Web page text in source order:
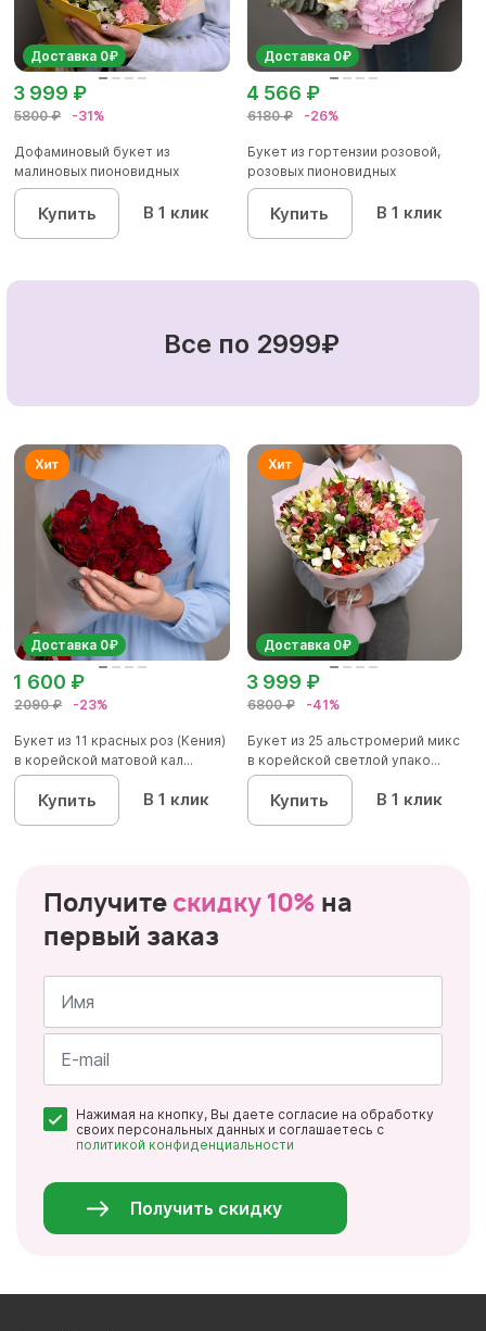
Доставка 0₽
5800 ₽ -31%
3 999 ₽
Дофаминовый букет из
малиновых пионовидных
кустовых роз...
Купить В 1 клик
Доставка 0₽
6180 ₽ -26%
4 566 ₽
Букет из гортензии розовой,
розовых пионовидных
кустовы...
Купить В 1 клик
Все по 2999₽
Доставка 0₽
2090 ₽ -23%
1 600 ₽
Букет из 11 красных роз (Кения)
в корейской матовой кал...
Купить В 1 клик
Доставка 0₽
6800 ₽ -41%
3 999 ₽
Букет из 25 альстромерий микс
в корейской светлой упако...
Купить В 1 клик
Получите скидку 10% на
первый заказ
Имя
*
Нажимая на кнопку, Вы даете согласие на обработку
своих персональных данных и соглашаетесь с
политикой конфиденциальности
Получить скидку